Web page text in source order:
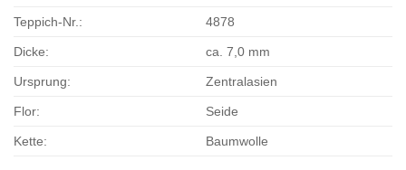
Teppich-Nr.: 4878
Dicke: ca. 7,0 mm
Ursprung: Zentralasien
Flor: Seide
Kette: Baumwolle